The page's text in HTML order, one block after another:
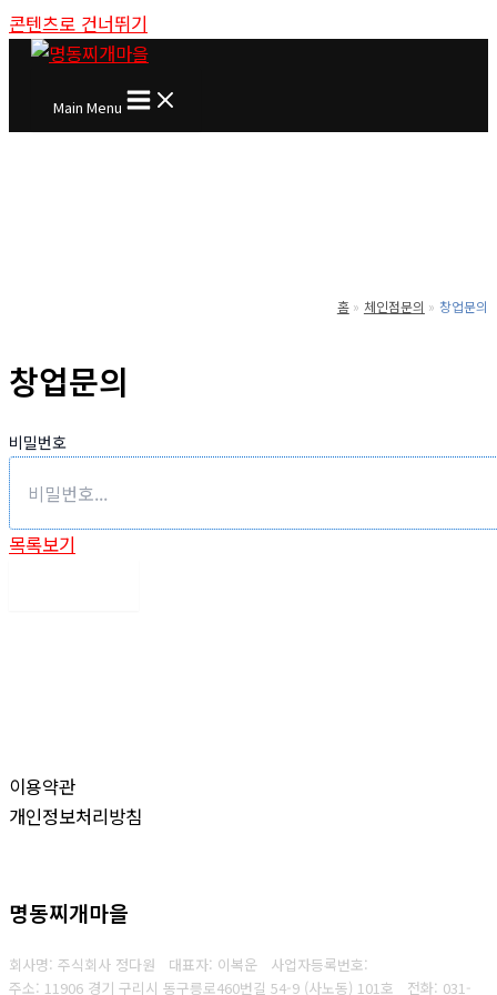
콘텐츠로 건너뛰기
Main Menu
홈 체인점문의 창업문의
창업문의
비밀번호
목록보기
이용약관
개인정보처리방침
명동찌개마을
회사명: 주식회사 정다원 대표자: 이복운 사업자등록번호:
주소: 11906 경기 구리시 동구릉로460번길 54-9 (사노동) 101호 전화: 031-